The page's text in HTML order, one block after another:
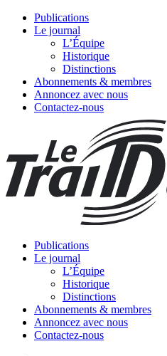
Publications
Le journal
L’Équipe
Historique
Distinctions
Abonnements & membres
Annoncez avec nous
Contactez-nous
Publications
Le journal
L’Équipe
Historique
Distinctions
Abonnements & membres
Annoncez avec nous
Contactez-nous